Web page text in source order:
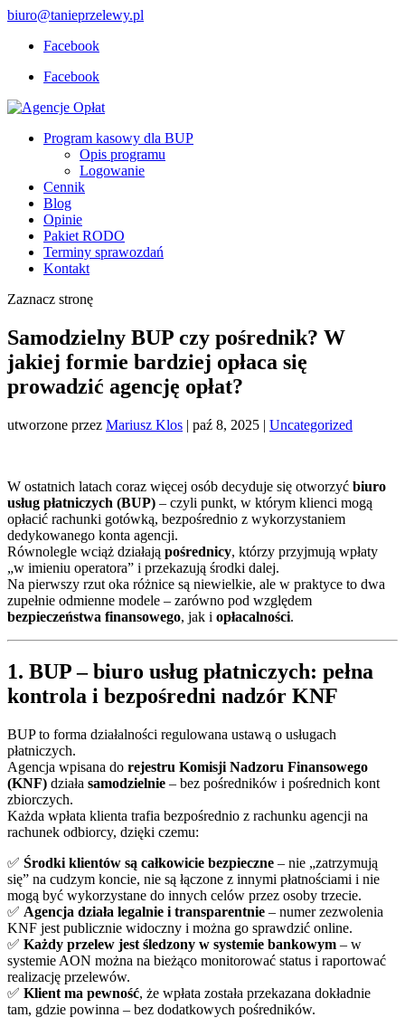
biuro@tanieprzelewy.pl
Facebook
Facebook
Program kasowy dla BUP
Opis programu
Logowanie
Cennik
Blog
Opinie
Pakiet RODO
Terminy sprawozdań
Kontakt
Zaznacz stronę
Samodzielny BUP czy pośrednik? W
jakiej formie bardziej opłaca się
prowadzić agencję opłat?
utworzone przez Mariusz Klos | paź 8, 2025 | Uncategorized
W ostatnich latach coraz więcej osób decyduje się otworzyć biuro
usług płatniczych (BUP) – czyli punkt, w którym klienci mogą
opłacić rachunki gotówką, bezpośrednio z wykorzystaniem
dedykowanego konta agencji.
Równolegle wciąż działają pośrednicy, którzy przyjmują wpłaty
„w imieniu operatora” i przekazują środki dalej.
Na pierwszy rzut oka różnice są niewielkie, ale w praktyce to dwa
zupełnie odmienne modele – zarówno pod względem
bezpieczeństwa finansowego, jak i opłacalności.
1. BUP – biuro usług płatniczych: pełna
kontrola i bezpośredni nadzór KNF
BUP to forma działalności regulowana ustawą o usługach
płatniczych.
Agencja wpisana do rejestru Komisji Nadzoru Finansowego
(KNF) działa samodzielnie – bez pośredników i pośrednich kont
zbiorczych.
Każda wpłata klienta trafia bezpośrednio z rachunku agencji na
rachunek odbiorcy, dzięki czemu:
✅ Środki klientów są całkowicie bezpieczne – nie „zatrzymują
się” na cudzym koncie, nie są łączone z innymi płatnościami i nie
mogą być wykorzystane do innych celów przez osoby trzecie.
✅ Agencja działa legalnie i transparentnie – numer zezwolenia
KNF jest publicznie widoczny i można go sprawdzić online.
✅ Każdy przelew jest śledzony w systemie bankowym – w
systemie AON można na bieżąco monitorować status i raportować
realizację przelewów.
✅ Klient ma pewność, że wpłata została przekazana dokładnie
tam, gdzie powinna – bez dodatkowych pośredników.